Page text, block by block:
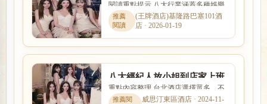
缺】酒店工作機會求職網
閱讀重點提示 八大行業涵蓋多種娛樂
服務與工作型態，實際內容、收入模
式與風險程度差異很大。本...
(王牌酒店)基隆路巴塞101酒
店 · 2026-01-19
八大經紀人放小姐到店家上班
一定要透過經紀公司嗎?
重點內容整理 台北酒店選擇眾多，不
同商圈各有不同定位。本文針對「八
威思汀東區酒店 · 2024-11-